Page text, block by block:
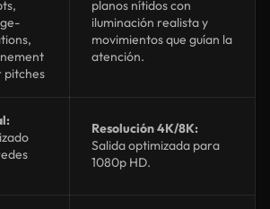
pitches
planos nítidos con
iluminación realista y
movimientos que guían la
atención.
Resolución 4K/8K:
Salida optimizada para
1080p HD.